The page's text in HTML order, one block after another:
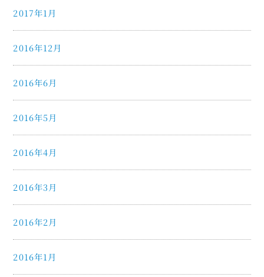
2017年1月
2016年12月
2016年6月
2016年5月
2016年4月
2016年3月
2016年2月
2016年1月